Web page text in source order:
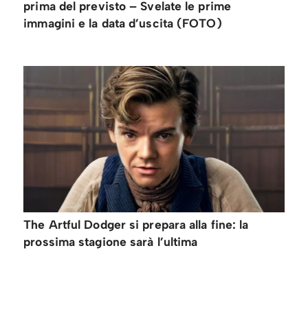
prima del previsto – Svelate le prime
immagini e la data d’uscita (FOTO)
The Artful Dodger si prepara alla fine: la
prossima stagione sarà l’ultima